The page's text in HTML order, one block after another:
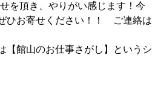
を頂き、やりがい感じます！今
ひお寄せください！！ ご連絡は
【館山のお仕事さがし】というシ